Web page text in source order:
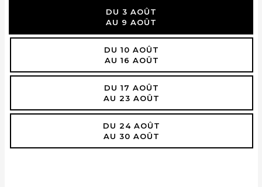
DU 3 AOÛT
AU 9 AOÛT
DU 10 AOÛT
AU 16 AOÛT
DU 17 AOÛT
AU 23 AOÛT
DU 24 AOÛT
AU 30 AOÛT